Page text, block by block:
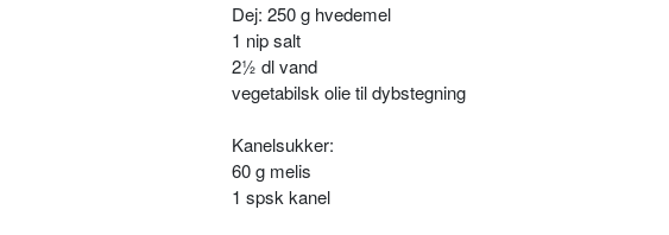
Dej: 250 g hvedemel
1 nip salt
2½ dl vand
vegetabilsk olie til dybstegning
Kanelsukker:
60 g melis
1 spsk kanel